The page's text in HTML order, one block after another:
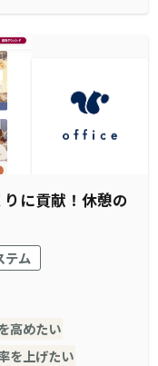
に貢献！休憩の
テム
高めたい
を上げたい